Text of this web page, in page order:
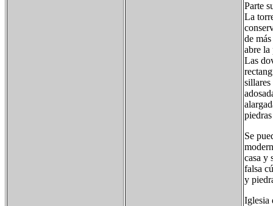
Parte
La
de
abre la
Las
sillares
Se
casa y
falsa
y
Iglesia